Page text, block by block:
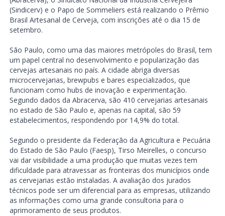
(Sindicerv) e o Papo de Sommeliers está realizando o Prêmio
Brasil Artesanal de Cerveja, com inscrições até o dia 15 de
setembro.
São Paulo, como uma das maiores metrópoles do Brasil, tem
um papel central no desenvolvimento e popularização das
cervejas artesanais no país. A cidade abriga diversas
microcervejarias, brewpubs e bares especializados, que
funcionam como hubs de inovação e experimentação.
Segundo dados da Abracerva, são 410 cervejarias artesanais
no estado de São Paulo e, apenas na capital, são 59
estabelecimentos, respondendo por 14,9% do total.
Segundo o presidente da Federação da Agricultura e Pecuária
do Estado de São Paulo (Faesp), Tirso Meirelles, o concurso
vai dar visibilidade a uma produção que muitas vezes tem
dificuldade para atravessar as fronteiras dos municípios onde
as cervejarias estão instaladas. A avaliação dos jurados
técnicos pode ser um diferencial para as empresas, utilizando
as informações como uma grande consultoria para o
aprimoramento de seus produtos.